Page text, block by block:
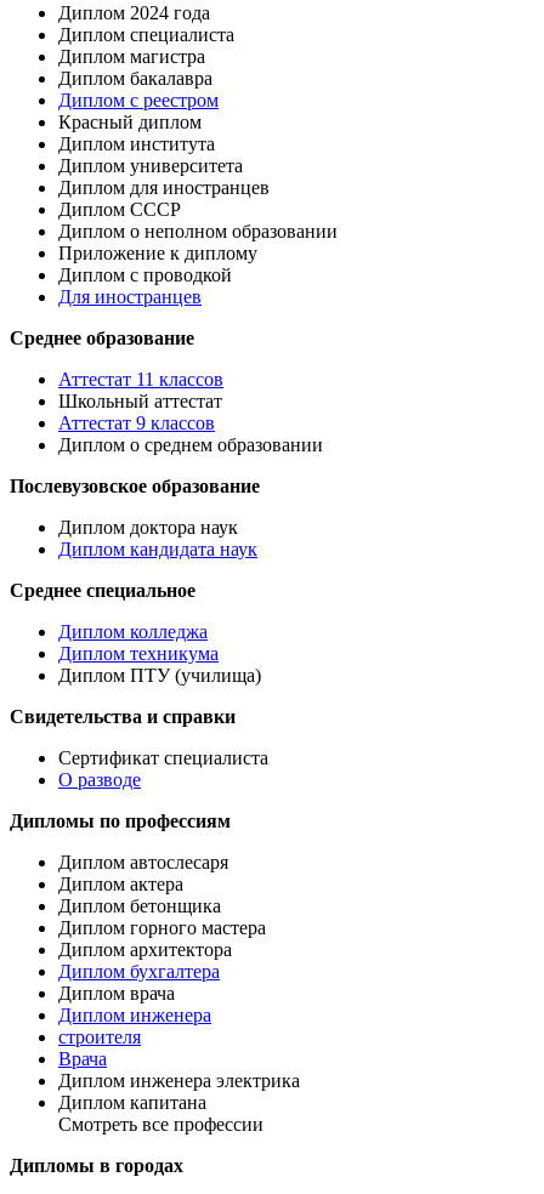
Диплом 2024 года
Диплом специалиста
Диплом магистра
Диплом бакалавра
Диплом с реестром
Красный диплом
Диплом института
Диплом университета
Диплом для иностранцев
Диплом СССР
Диплом о неполном образовании
Приложение к диплому
Диплом с проводкой
Для иностранцев
Среднее образование
Аттестат 11 классов
Школьный аттестат
Аттестат 9 классов
Диплом о среднем образовании
Послевузовское образование
Диплом доктора наук
Диплом кандидата наук
Среднее специальное
Диплом колледжа
Диплом техникума
Диплом ПТУ (училища)
Свидетельства и справки
Сертификат специалиста
О разводе
Дипломы по профессиям
Диплом автослесаря
Диплом актера
Диплом бетонщика
Диплом горного мастера
Диплом архитектора
Диплом бухгалтера
Диплом врача
Диплом инженера
строителя
Врача
Диплом инженера электрика
Диплом капитана
Смотреть все профессии
Дипломы в городах